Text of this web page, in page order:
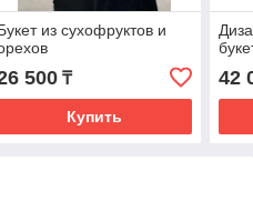
из сухофруктов и
500₸
Купить
42